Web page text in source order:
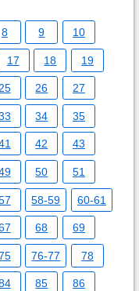
8 9 10
17 18 19
25 26 27
34 35
42 43
50 51
58-59 60-61
68 69
76-77 78
85 86